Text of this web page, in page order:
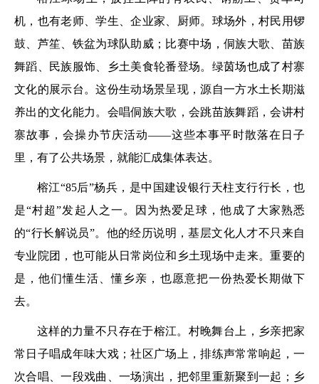
机，也有老师、学生、企业家、厨师。球场外，村民用锣
鼓、芦笙、铁盆为球队助威；比赛中场，侗族大歌、苗族
舞蹈、民族服饰、乡土美食轮番登场。绿茵场也成了村寨
文化的展示台。这份生动场景呈现，源自一方水土长期滋
养出的文化能力。会唱侗族大歌，会跳苗族舞蹈，会讲村
寨故事，会操办节庆活动——这些本事平时散落在日子
里，有了公共场景，就能汇成集体表达。
榕江“85后”杨兵，是中国建设银行天柱支行行长，也
是“村超”发起人之一。因为热爱足球，他成了大家熟悉
的“行长解说员”。他的经历说明，基层文化人才不只来自
专业院团，也可能从日常岗位和乡土现场中走来。重要的
是，他们懂生活、懂乡亲，也愿意把一份热爱长期做下
去。
这样的力量不只存在于榕江。村晚舞台上，乡亲把家
常日子唱成年味大戏；社区广场上，排练声常常响起，一
次合唱、一段戏曲、一场演出，把邻里重新聚到一起；乡